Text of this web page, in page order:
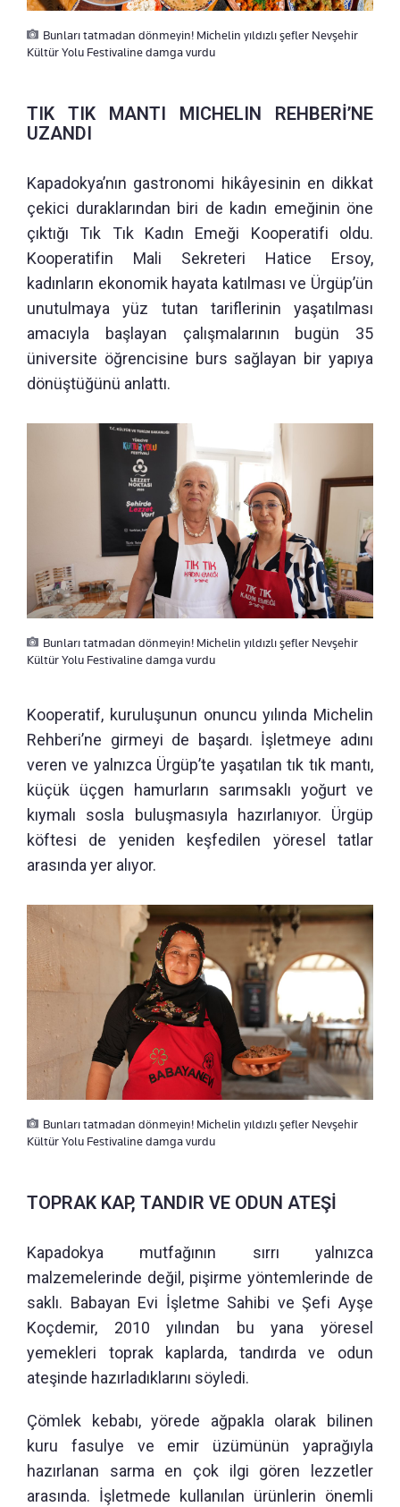
Bunları tatmadan dönmeyin! Michelin yıldızlı şefler Nevşehir
Kültür Yolu Festivaline damga vurdu
TIK TIK MANTI MICHELIN REHBERİ’NE
UZANDI
Kapadokya’nın gastronomi hikâyesinin en dikkat
çekici duraklarından biri de kadın emeğinin öne
çıktığı Tık Tık Kadın Emeği Kooperatifi oldu.
Kooperatifin Mali Sekreteri Hatice Ersoy,
kadınların ekonomik hayata katılması ve Ürgüp’ün
unutulmaya yüz tutan tariflerinin yaşatılması
amacıyla başlayan çalışmalarının bugün 35
üniversite öğrencisine burs sağlayan bir yapıya
dönüştüğünü anlattı.
Bunları tatmadan dönmeyin! Michelin yıldızlı şefler Nevşehir
Kültür Yolu Festivaline damga vurdu
Kooperatif, kuruluşunun onuncu yılında Michelin
Rehberi’ne girmeyi de başardı. İşletmeye adını
veren ve yalnızca Ürgüp’te yaşatılan tık tık mantı,
küçük üçgen hamurların sarımsaklı yoğurt ve
kıymalı sosla buluşmasıyla hazırlanıyor. Ürgüp
köftesi de yeniden keşfedilen yöresel tatlar
arasında yer alıyor.
Bunları tatmadan dönmeyin! Michelin yıldızlı şefler Nevşehir
Kültür Yolu Festivaline damga vurdu
TOPRAK KAP, TANDIR VE ODUN ATEŞİ
Kapadokya mutfağının sırrı yalnızca
malzemelerinde değil, pişirme yöntemlerinde de
saklı. Babayan Evi İşletme Sahibi ve Şefi Ayşe
Koçdemir, 2010 yılından bu yana yöresel
yemekleri toprak kaplarda, tandırda ve odun
ateşinde hazırladıklarını söyledi.
Çömlek kebabı, yörede ağpakla olarak bilinen
kuru fasulye ve emir üzümünün yaprağıyla
hazırlanan sarma en çok ilgi gören lezzetler
arasında. İşletmede kullanılan ürünlerin önemli